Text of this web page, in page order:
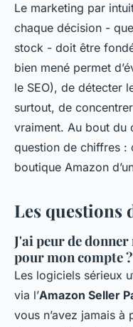
Le marketing par
chaque décision -
stock - doit être
bien mené permet
le SEO), de détecter
surtout, de
vraiment. Au bout du
question de chiffres :
boutique Amazon
Les questions
J'ai peur de donner
pour mon compte ?
Les logiciels sérieux
via l’Amazon Seller
vous n’avez jamais